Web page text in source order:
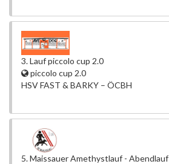
3. Lauf piccolo cup 2.0
piccolo cup 2.0
HSV FAST & BARKY – ÖCBH
5. Maissauer Amethystlauf - Abendlauf